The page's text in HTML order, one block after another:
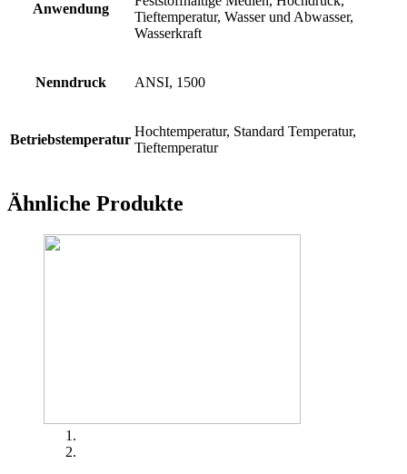
Anwendung
Tieftemperatur, Wasser und Abwasser,
Wasserkraft
Nenndruck ANSI, 1500
Betriebstemperatur
Hochtemperatur, Standard Temperatur,
Tieftemperatur
Ähnliche Produkte